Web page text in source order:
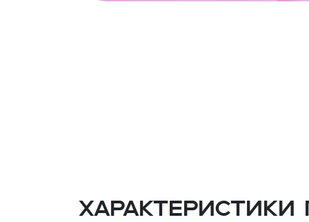
Характеристики